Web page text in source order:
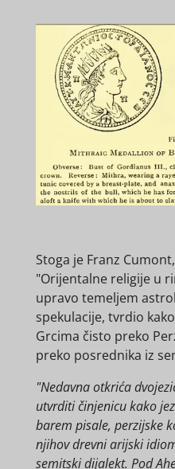
Stoga je Franz
"Orijentalne religije u
upravo temeljem
spekulacije, tvrdio
Grcima čisto preko
preko posrednika iz
"Nedavna otkrića
utvrditi činjenicu kako
barem pisale, perzijske
njihov drevni arijski
semitski dijalekt. Pod